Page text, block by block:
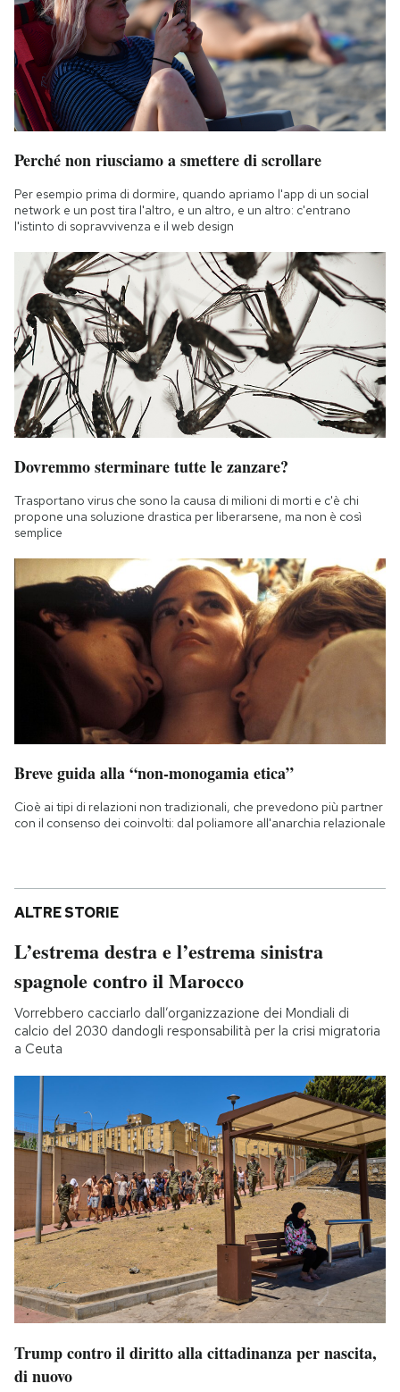
Perché non riusciamo a smettere di scrollare
Per esempio prima di dormire, quando apriamo l'app di un social
network e un post tira l'altro, e un altro, e un altro: c'entrano
l'istinto di sopravvivenza e il web design
Dovremmo sterminare tutte le zanzare?
Trasportano virus che sono la causa di milioni di morti e c'è chi
propone una soluzione drastica per liberarsene, ma non è così
semplice
Breve guida alla “non-monogamia etica”
Cioè ai tipi di relazioni non tradizionali, che prevedono più partner
con il consenso dei coinvolti: dal poliamore all'anarchia relazionale
ALTRE STORIE
L’estrema destra e l’estrema sinistra
spagnole contro il Marocco
Vorrebbero cacciarlo dall’organizzazione dei Mondiali di
calcio del 2030 dandogli responsabilità per la crisi migratoria
a Ceuta
Trump contro il diritto alla cittadinanza per nascita,
di nuovo